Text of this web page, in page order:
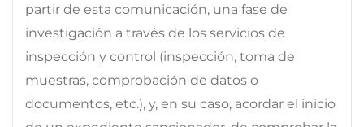
partir de esta comunicación, una fase de
investigación a través de los servicios de
inspección y control (inspección, toma de
muestras, comprobación de datos o
documentos, etc.), y, en su caso, acordar el inicio